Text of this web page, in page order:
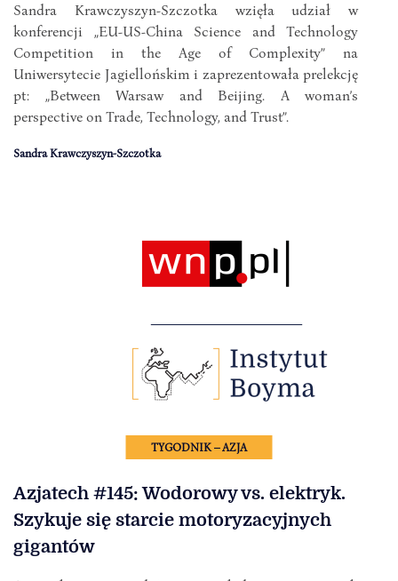
Sandra Krawczyszyn-Szczotka wzięła udział w
konferencji „EU-US-China Science and Technology
Competition in the Age of Complexity” na
Uniwersytecie Jagiellońskim i zaprezentowała prelekcję
pt: „Between Warsaw and Beijing. A woman’s
perspective on Trade, Technology, and Trust”.
Sandra Krawczyszyn-Szczotka
TYGODNIK – AZJA
Azjatech #145: Wodorowy vs. elektryk.
Szykuje się starcie motoryzacyjnych
gigantów